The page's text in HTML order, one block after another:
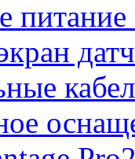
питание